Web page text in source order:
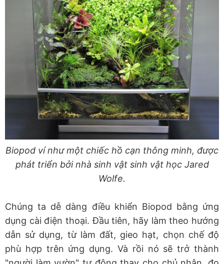
Biopod ví như một chiếc hồ cạn thông minh, được
phát triển bởi nhà sinh vật sinh vật học Jared
Wolfe.
Chúng ta dễ dàng điều khiển Biopod bằng ứng
dụng cài điện thoại. Đầu tiên, hãy làm theo hướng
dẫn sử dụng, từ làm đất, gieo hạt, chọn chế độ
phù hợp trên ứng dụng. Và rồi nó sẽ trở thành